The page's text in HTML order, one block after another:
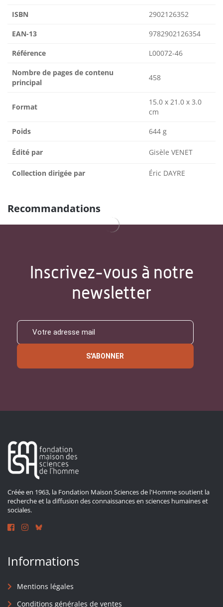
ISBN 2902126352
EAN-13 9782902126354
Référence L00072-46
Nombre de pages de contenu
principal
458
Format
15.0 x 21.0 x 3.0
cm
Poids 644 g
Édité par Gisèle VENET
Collection dirigée par Éric DAYRE
Recommandations
Inscrivez-vous à notre
newsletter
S'ABONNER
Créée en 1963, la Fondation Maison Sciences de l'Homme soutient la
recherche et la diffusion des connaissances en sciences humaines et
sociales.
Informations
Mentions légales
Conditions générales de ventes